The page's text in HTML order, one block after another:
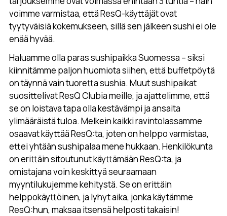
voimme varmistaa, että ResQ-käyttäjät ovat
tyytyväisiä kokemukseen, sillä sen jälkeen sushi ei ole
enää hyvää.
Haluamme olla paras sushipaikka Suomessa – siksi
kiinnitämme paljon huomiota siihen, että buffetpöytä
on täynnä vain tuoretta sushia. Muut sushipaikat
suosittelivat ResQ Clubia meille, ja ajattelimme, että
se on loistava tapa olla kestävämpi ja ansaita
ylimääräistä tuloa. Melkein kaikki ravintolassamme
osaavat käyttää ResQ:ta, joten on helppo varmistaa,
ettei yhtään sushipalaa mene hukkaan. Henkilökunta
on erittäin sitoutunut käyttämään ResQ:ta, ja
omistajana voin keskittyä seuraamaan
myyntilukujemme kehitystä. Se on erittäin
helppokäyttöinen, ja lyhyt aika, jonka käytämme
ResQ:hun, maksaa itsensä helposti takaisin!